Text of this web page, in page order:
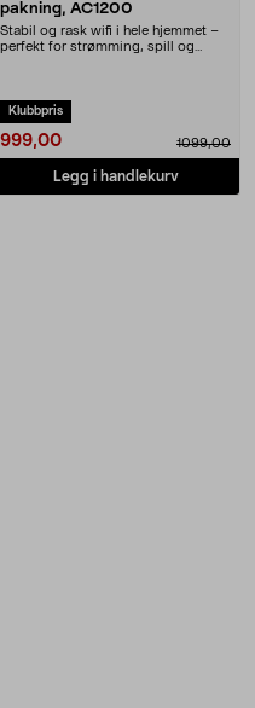
pakning, AC1200
Stabil og rask wifi i hele hjemmet –
perfekt for strømming, spill og
Klubbpris
999,00 1099,00
Legg i handlekurv